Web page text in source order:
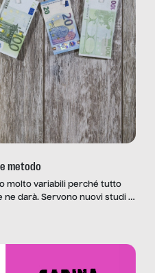
metodo
molto variabili perché tutto
ne darà. Servono nuovi studi e
con qualsiasi iniziativa. E la